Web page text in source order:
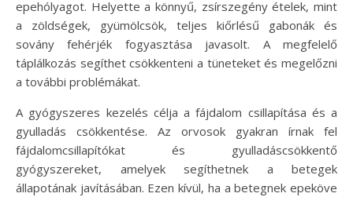
epehólyagot. Helyette a könnyű, zsírszegény ételek, mint
a zöldségek, gyümölcsök, teljes kiőrlésű gabonák és
sovány fehérjék fogyasztása javasolt. A megfelelő
táplálkozás segíthet csökkenteni a tüneteket és megelőzni
a további problémákat.
A gyógyszeres kezelés célja a fájdalom csillapítása és a
gyulladás csökkentése. Az orvosok gyakran írnak fel
fájdalomcsillapítókat és gyulladáscsökkentő
gyógyszereket, amelyek segíthetnek a betegek
állapotának javításában. Ezen kívül, ha a betegnek epeköve